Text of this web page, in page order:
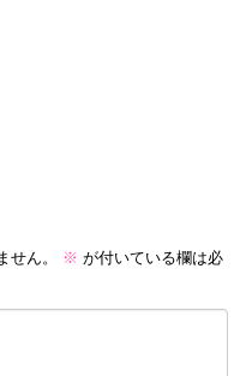
ん。 ※ が付いている欄は必